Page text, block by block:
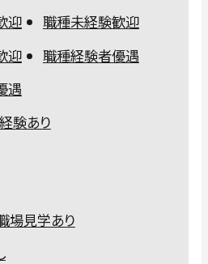
迎
職種未経験歓迎
迎
職種経験者優遇
遇
験あり
場見学あり